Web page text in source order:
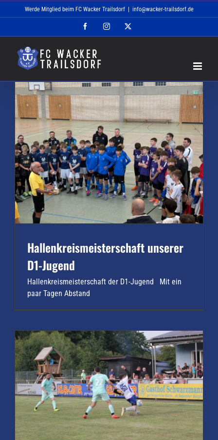
Inhalt
Werde Mitglied beim FC Wacker Trailsdorf info@wacker-trailsdorf.de
FacebookInstagram
Hallenkreismeisterschaft unserer
D1-Jugend
Hallenkreismeisterschaft der D1-Jugend Mit ein
paar Tagen Abstand